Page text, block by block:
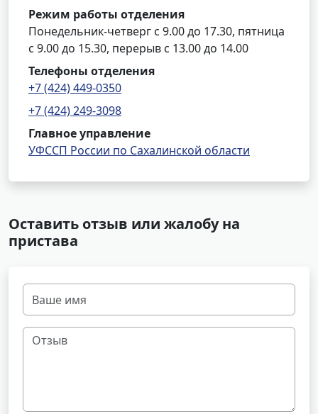
Режим работы отделения
Понедельник-четверг с 9.00 до 17.30, пятница
с 9.00 до 15.30, перерыв с 13.00 до 14.00
Телефоны отделения
+7 (424) 449-0350
+7 (424) 249-3098
Главное управление
УФССП России по Сахалинской области
Оставить отзыв или жалобу на
пристава